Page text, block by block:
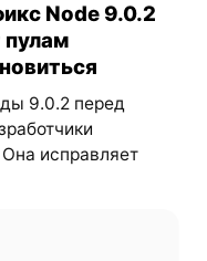
Node 9.0.2
пулам
9.0.2 перед
исправляет